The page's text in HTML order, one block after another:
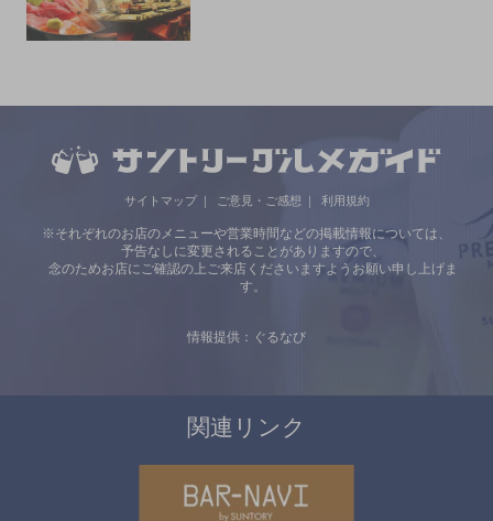
サイトマップ ご意見・ご感想 利用規約
※それぞれのお店のメニューや営業時間などの掲載情報については、
予告なしに変更されることがありますので、
念のためお店にご確認の上ご来店くださいますようお願い申し上げま
す。
情報提供：ぐるなび
関連リンク